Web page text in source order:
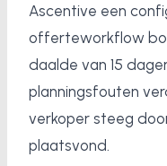
Ascentive een
offerteworkflow
daalde van 15
planningsfouten
verkoper steeg
plaatsvond.